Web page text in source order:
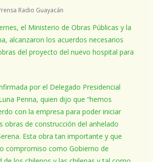
Radio Guayacán
el Ministerio de Obras Públicas y la
alcanzaron los acuerdos necesarios
del proyecto del nuevo hospital para
por el Delegado Presidencial
Penna, quien dijo que “hemos
con la empresa para poder iniciar
obras de construcción del anhelado
Esta obra tan importante y que
compromiso como Gobierno de